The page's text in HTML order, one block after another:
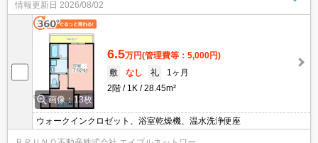
情報更新日 2026/08/02
画像：13枚
6.5万円(管理費等：5,000円)
敷
なし 礼
1ヶ月
2階
1K 28.45m²
ウォークインクロゼット、浴室乾燥機、温水洗浄便座